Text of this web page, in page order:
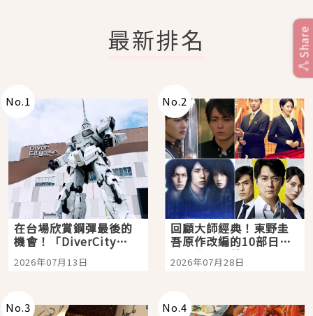
最新排名
No.1
在台場欣賞鋼彈最後的
機會！「DiverCity
Tokyo Plaza」搭船、
購物、美食及夜景，一
2026年07月13日
No.2
回顧大師經典！東野圭
吾原作改編的10部日本
影視作品推薦
2026年07月28日
No.3 No.4
Share